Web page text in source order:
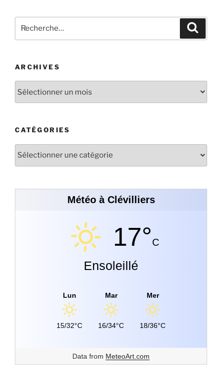
ARCHIVES
CATÉGORIES
Météo à Clévilliers
17°C
Ensoleillé
Lun
15/32°C
Mar
16/34°C
Mer
18/36°C
Data from MeteoArt.com